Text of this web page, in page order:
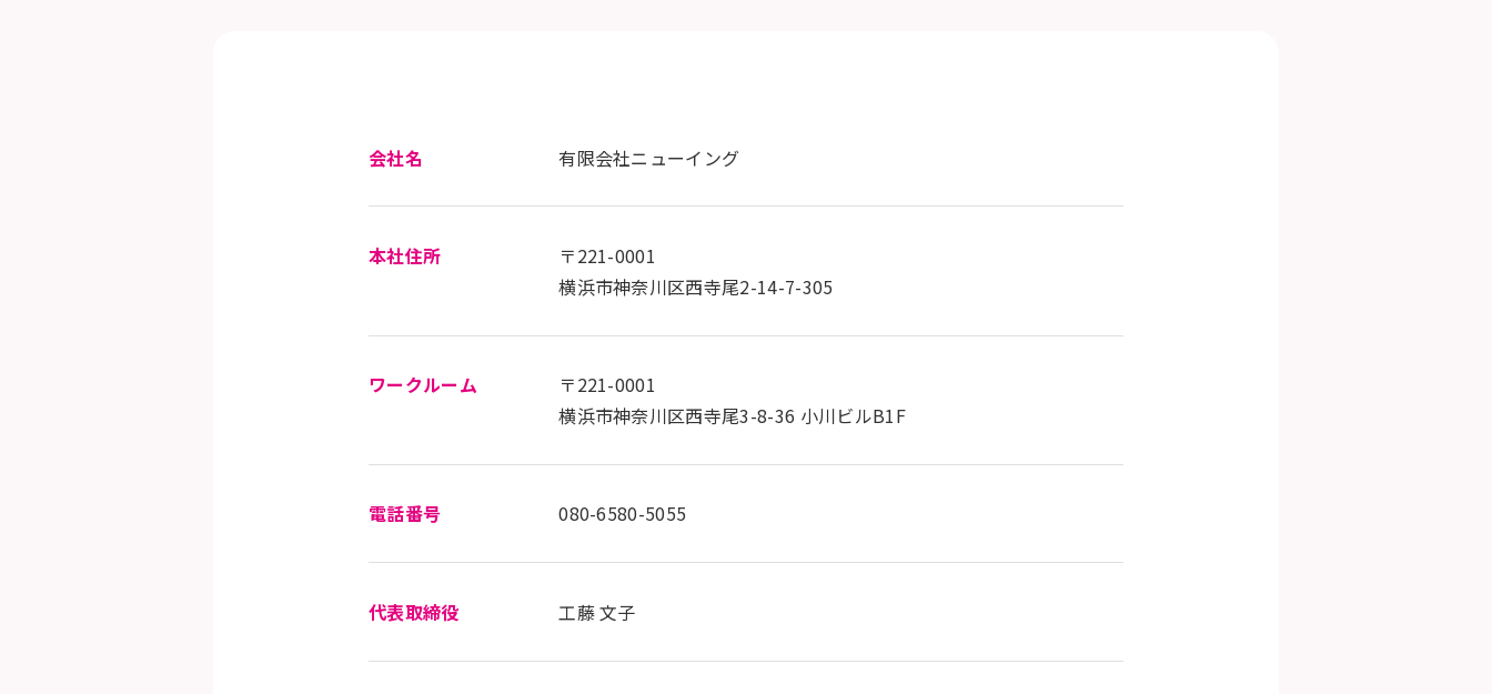
会社名 有限会社ニューイング
本社住所
〒221-0001
横浜市神奈川区西寺尾2-14-7-305
ワークルーム
〒221-0001
横浜市神奈川区西寺尾3-8-36 小川ビルB1F
電話番号 080-6580-5055
代表取締役 工藤 文子